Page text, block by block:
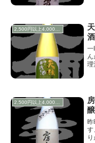
♪
2,500円以上4,000円未満
酒
一
理
2,500円以上4,000円未満
す